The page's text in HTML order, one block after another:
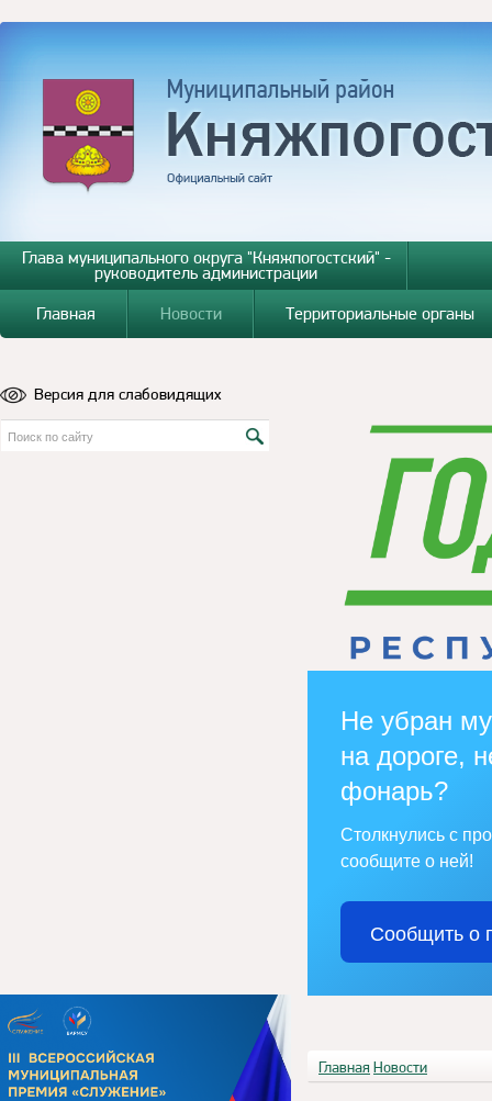
Глава муниципального округа "Княжпогостский" -
руководитель администрации
Главная
Новости Территориальные органы
Версия для слабовидящих
Не убран
на дороге,
фонарь?
Столкнулись с
сообщите о ней!
Сообщить о
Главная Новости